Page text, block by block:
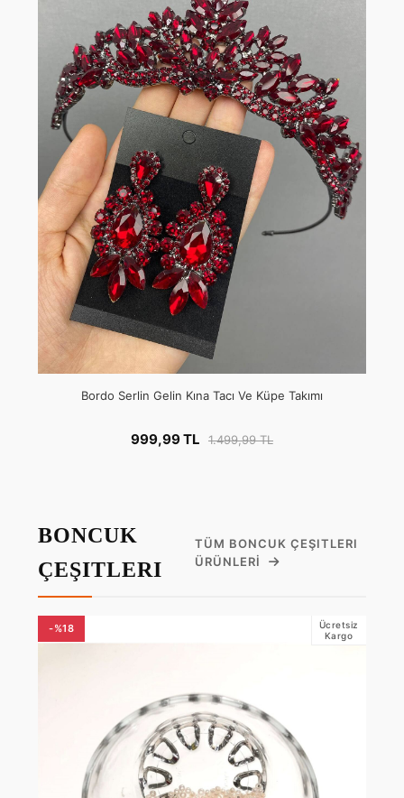
Bordo Serlin Gelin Kına Tacı Ve Küpe Takımı
999,99 TL 1.499,99 TL
BONCUK
ÇEŞITLERI
TÜM BONCUK ÇEŞITLERI
ÜRÜNLERI
-%18
Ücretsiz
Kargo